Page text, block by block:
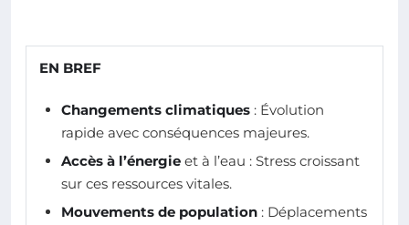
EN BREF
Changements climatiques : Évolution
rapide avec conséquences majeures.
Accès à l’énergie et à l’eau : Stress croissant
sur ces ressources vitales.
Mouvements de population : Déplacements